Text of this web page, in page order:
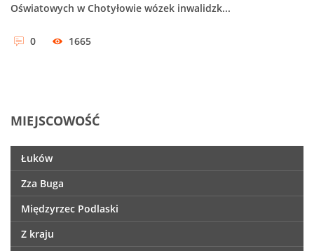
Oświatowych w Chotyłowie wózek inwalidzk...
0 1665
MIEJSCOWOŚĆ
Łuków
Zza Buga
Międzyrzec Podlaski
Z kraju